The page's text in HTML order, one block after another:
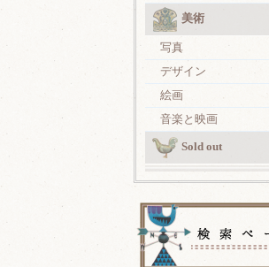
美術
写真
デザイン
絵画
音楽と映画
Sold out